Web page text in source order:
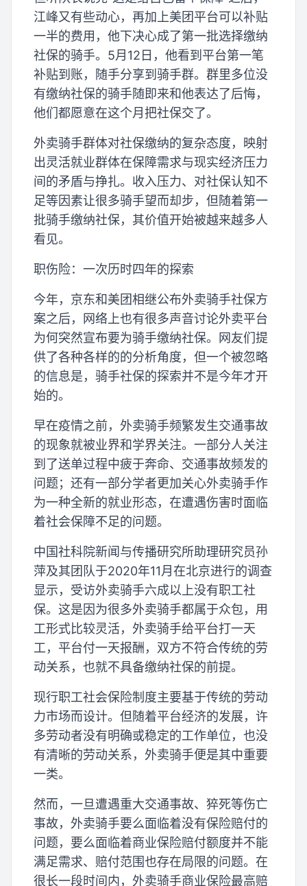
江峰又有些动心，再加上美团平台可以补贴
一半的费用，他下决心成了第一批选择缴纳
社保的骑手。5月12日，他看到平台第一笔
补贴到账，随手分享到骑手群。群里多位没
有缴纳社保的骑手随即来和他表达了后悔，
他们都愿意在这个月把社保交了。
外卖骑手群体对社保缴纳的复杂态度，映射
出灵活就业群体在保障需求与现实经济压力
间的矛盾与挣扎。收入压力、对社保认知不
足等因素让很多骑手望而却步，但随着第一
批骑手缴纳社保，其价值开始被越来越多人
看见。
职伤险：一次历时四年的探索
今年，京东和美团相继公布外卖骑手社保方
案之后，网络上也有很多声音讨论外卖平台
为何突然宣布要为骑手缴纳社保。网友们提
供了各种各样的的分析角度，但一个被忽略
的信息是，骑手社保的探索并不是今年才开
始的。
早在疫情之前，外卖骑手频繁发生交通事故
的现象就被业界和学界关注。一部分人关注
到了送单过程中疲于奔命、交通事故频发的
问题；还有一部分学者更加关心外卖骑手作
为一种全新的就业形态，在遭遇伤害时面临
着社会保障不足的问题。
中国社科院新闻与传播研究所助理研究员孙
萍及其团队于2020年11月在北京进行的调查
显示，受访外卖骑手六成以上没有职工社
保。这是因为很多外卖骑手都属于众包，用
工形式比较灵活，外卖骑手给平台打一天
工，平台付一天报酬，双方不符合传统的劳
动关系，也就不具备缴纳社保的前提。
现行职工社会保险制度主要基于传统的劳动
力市场而设计。但随着平台经济的发展，许
多劳动者没有明确或稳定的工作单位，也没
有清晰的劳动关系，外卖骑手便是其中重要
一类。
然而，一旦遭遇重大交通事故、猝死等伤亡
事故，外卖骑手要么面临着没有保险赔付的
问题，要么面临着商业保险赔付额度并不能
满足需求、赔付范围也存在局限的问题。在
很长一段时间内，外卖骑手商业保险最高赔